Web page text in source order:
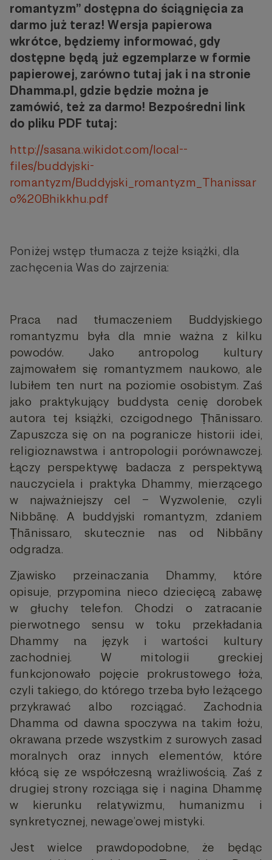
romantyzm” dostępna do ściągnięcia za
darmo już teraz! Wersja papierowa
wkrótce, będziemy informować, gdy
dostępne będą już egzemplarze w formie
papierowej, zarówno tutaj jak i na stronie
Dhamma.pl, gdzie będzie można je
zamówić, też za darmo! Bezpośredni link
do pliku PDF tutaj:
http://sasana.wikidot.com/local--
files/buddyjski-
romantyzm/Buddyjski_romantyzm_Thanissar
o%20Bhikkhu.pdf
Poniżej wstęp tłumacza z tejże książki, dla
zachęcenia Was do zajrzenia:
Praca nad tłumaczeniem Buddyjskiego
romantyzmu była dla mnie ważna z kilku
powodów. Jako antropolog kultury
zajmowałem się romantyzmem naukowo, ale
lubiłem ten nurt na poziomie osobistym. Zaś
jako praktykujący buddysta cenię dorobek
autora tej książki, czcigodnego Ṭhānissaro.
Zapuszcza się on na pogranicze historii idei,
religioznawstwa i antropologii porównawczej.
Łączy perspektywę badacza z perspektywą
nauczyciela i praktyka Dhammy, mierzącego
w najważniejszy cel – Wyzwolenie, czyli
Nibbānę. A buddyjski romantyzm, zdaniem
Ṭhānissaro, skutecznie nas od Nibbāny
odgradza.
Zjawisko przeinaczania Dhammy, które
opisuje, przypomina nieco dziecięcą zabawę
w głuchy telefon. Chodzi o zatracanie
pierwotnego sensu w toku przekładania
Dhammy na język i wartości kultury
zachodniej. W mitologii greckiej
funkcjonowało pojęcie prokrustowego łoża,
czyli takiego, do którego trzeba było leżącego
przykrawać albo rozciągać. Zachodnia
Dhamma od dawna spoczywa na takim łożu,
okrawana przede wszystkim z surowych zasad
moralnych oraz innych elementów, które
kłócą się ze współczesną wrażliwością. Zaś z
drugiej strony rozciąga się i nagina Dhammę
w kierunku relatywizmu, humanizmu i
synkretycznej, newage’owej mistyki.
Jest wielce prawdopodobne, że będąc